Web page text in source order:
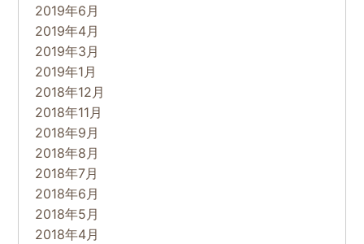
2019年6月
2019年4月
2019年3月
2019年1月
2018年12月
2018年11月
2018年9月
2018年8月
2018年7月
2018年6月
2018年5月
2018年4月